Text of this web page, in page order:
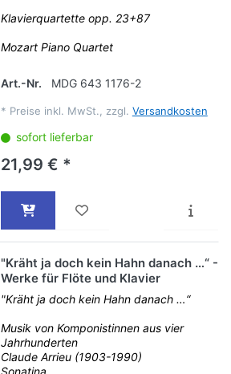
Klavierquartette opp. 23+87
Mozart Piano Quartet
Art.-Nr. MDG 643 1176-2
* Preise inkl. MwSt., zzgl. Versandkosten
sofort lieferbar
21,99 € *
"Kräht ja doch kein Hahn danach …“ -
Werke für Flöte und Klavier
"Kräht ja doch kein Hahn danach …“
Musik von Komponistinnen aus vier
Jahrhunderten
Claude Arrieu (1903-1990)
Sonatina